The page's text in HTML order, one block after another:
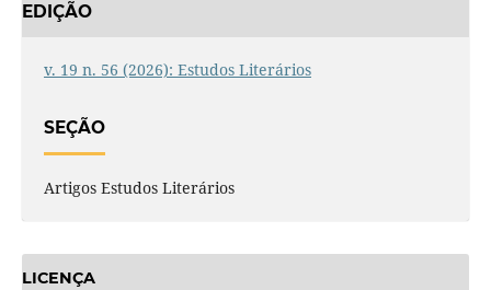
EDIÇÃO
v. 19 n. 56 (2026): Estudos Literários
SEÇÃO
Artigos Estudos Literários
LICENÇA